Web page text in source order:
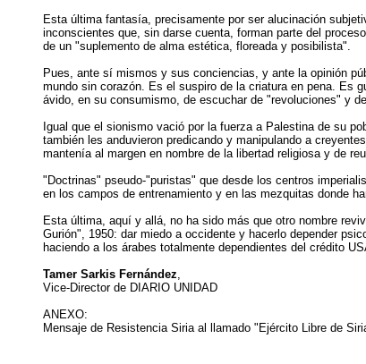
Esta última fantasía, precisamente por ser alucinación
inconscientes que, sin darse cuenta, forman parte del
de un "suplemento de alma estética, floreada y posibilista".
Pues, ante sí mismos y sus conciencias, y ante la opinión
mundo sin corazón. Es el suspiro de la criatura en pena. Es
ávido, en su consumismo, de escuchar de "revoluciones" y
Igual que el sionismo vació por la fuerza a Palestina de su
también les anduvieron predicando y manipulando a
mantenía al margen en nombre de la libertad religiosa y de
"Doctrinas" pseudo-"puristas" que desde los centros
en los campos de entrenamiento y en las mezquitas donde
Esta última, aquí y allá, no ha sido más que otro nombre
Gurión", 1950: dar miedo a occidente y hacerlo depender
haciendo a los árabes totalmente dependientes del crédito
Tamer Sarkis Fernández,
Vice-Director de DIARIO UNIDAD
ANEXO:
Mensaje de Resistencia Siria al llamado "Ejército Libre de